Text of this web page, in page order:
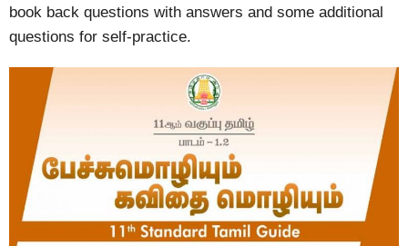
book back questions with answers and some additional
questions for self-practice.